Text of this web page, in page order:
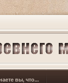
вы, что...